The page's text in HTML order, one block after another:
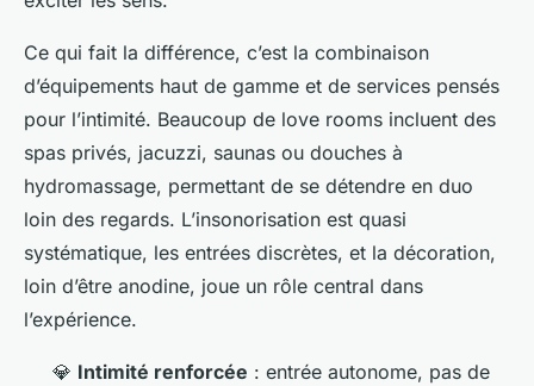
Ce qui fait la différence, c’est la combinaison
d’équipements haut de gamme et de services pensés
pour l’intimité. Beaucoup de love rooms incluent des
spas privés, jacuzzi, saunas ou douches à
hydromassage, permettant de se détendre en duo
loin des regards. L’insonorisation est quasi
systématique, les entrées discrètes, et la décoration,
loin d’être anodine, joue un rôle central dans
l’expérience.
💎 Intimité renforcée : entrée autonome, pas de